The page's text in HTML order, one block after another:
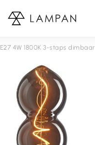
E27 4W 1800K 3-staps dimbaar